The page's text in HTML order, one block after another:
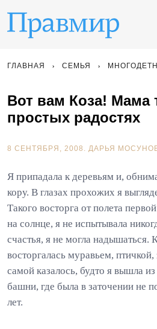
ГЛАВНАЯ СЕМЬЯ
Вот вам Коза! Мама
простых радостях
8 СЕНТЯБРЯ, 2008. ДАРЬЯ
Я припадала к деревьям и,
кору. В глазах прохожих я
Такого восторга от полета
на солнце, я не испытывала
счастья, я не могла надышаться.
восторгалась муравьем,
самой казалось, будто я вышла
башни, где была в заточении не
лет.